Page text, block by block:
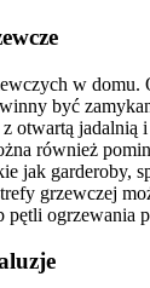
w domu.
być
otwartą jadalnią
również
jak garderoby,
grzewczej
pętli ogrzewania